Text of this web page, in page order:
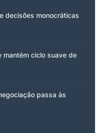
decisões monocráticas
mantém ciclo suave de
passa às